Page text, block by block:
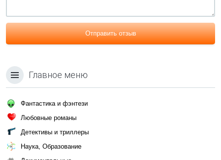
Отправить отзыв
Главное меню
Фантастика и фэнтези
Любовные романы
Детективы и триллеры
Наука, Образование